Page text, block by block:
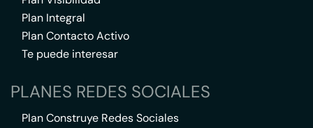
Plan Integral
Plan Contacto Activo
Te puede interesar
PLANES REDES SOCIALES
Plan Construye Redes Sociales